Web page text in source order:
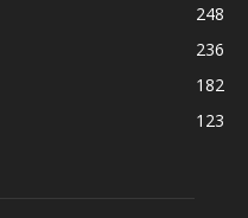
248
236
182
123